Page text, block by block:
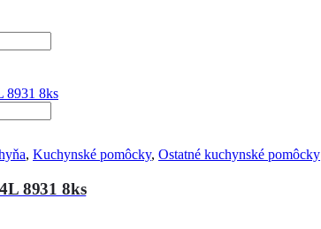
, Kuchynské pomôcky, Ostatné kuchynské pomôcky
8931 8ks